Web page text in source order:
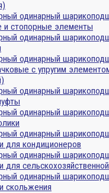
стопорные элементы
с упругим
для кондиционеров
для
скольжения